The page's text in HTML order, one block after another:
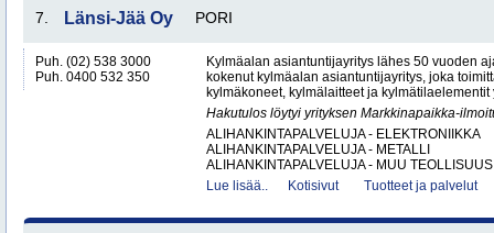
7. Länsi-Jää Oy PORI
Puh. (02) 538 3000
Puh. 0400 532 350
Kylmäalan asiantuntijayritys lähes 50 vuoden
kokenut kylmäalan asiantuntijayritys, joka
kylmäkoneet, kylmälaitteet ja kylmätilaelementit
Hakutulos löytyi yrityksen Markkinapaikka-
ALIHANKINTAPALVELUJA - ELEKTRONIIKKA
ALIHANKINTAPALVELUJA - METALLI
ALIHANKINTAPALVELUJA - MUU
Lue lisää..
Kotisivut Tuotteet ja palvelut